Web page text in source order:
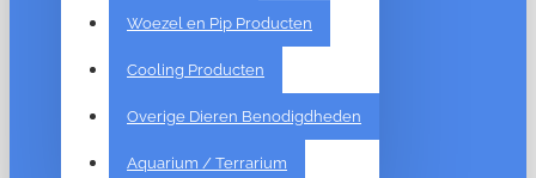
Woezel en Pip Producten
Cooling Producten
Overige Dieren Benodigdheden
Aquarium / Terrarium